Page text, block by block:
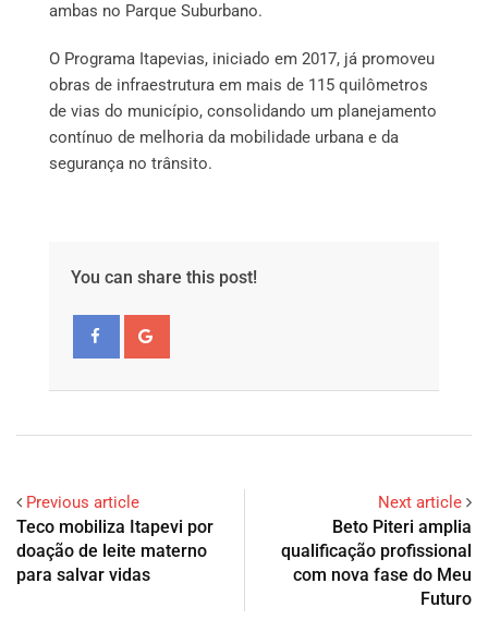
ambas no Parque Suburbano.
O Programa Itapevias, iniciado em 2017, já promoveu
obras de infraestrutura em mais de 115 quilômetros
de vias do município, consolidando um planejamento
contínuo de melhoria da mobilidade urbana e da
segurança no trânsito.
You can share this post!
Previous article
Teco mobiliza Itapevi por
doação de leite materno
para salvar vidas
Next article
Beto Piteri amplia
qualificação profissional
com nova fase do Meu
Futuro